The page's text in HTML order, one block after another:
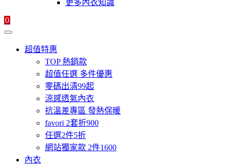
更多內衣知識
0
超值特惠
TOP 熱銷款
超值任選 多件優惠
零碼出清99起
涼感透氣內衣
抗溫差專區 發熱保暖
favori 2套折900
任選2件5折
網站獨家款 2件1600
內衣